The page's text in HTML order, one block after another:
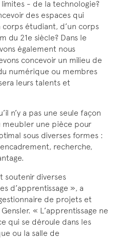
- de la technologie?
des espaces qui
étudiant, d’un corps
du 21e siècle? Dans le
également nous
concevoir un milieu de
numérique ou membres
leurs talents et
n’y a pas une seule façon
meubler une pièce pour
sous diverses formes :
recherche,
soutenir diverses
d’apprentissage », a
de projets et
« L’apprentissage ne
qui se déroule dans les
ou la salle de